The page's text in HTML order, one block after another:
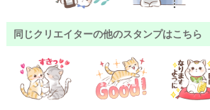
同じクリエイターの他のスタンプはこちら